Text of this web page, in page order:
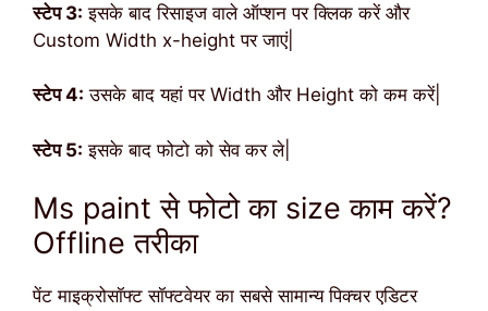
स्टेप 3: इसके बाद रिसाइज वाले ऑप्शन पर क्लिक करें और
Custom Width x-height पर जाएं|
स्टेप 4: उसके बाद यहां पर Width और Height को कम करें|
स्टेप 5: इसके बाद फोटो को सेव कर ले|
Ms paint से फोटो का size काम करें?
Offline तरीका
पेंट माइक्रोसॉफ्ट सॉफ्टवेयर का सबसे सामान्य पिक्चर एडिटर